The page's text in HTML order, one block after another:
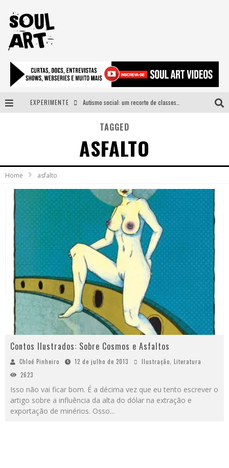
EXPERIMENTE
A subida da rampa é diferente!
Faça o bem! Mas, sem olhar a quem!?
Novo single de Arnaldo Tifu, “De Testa” explora brasilidade em sons, cores e símbolos
TAGGED
ASFALTO
Home asfalto
Contos Ilustrados: Sobre Cosmos e Asfaltos
Chloé Pinheiro 12 de julho de 2013 Ilustração, Literatura
2623
Isso não vai ficar bom. É a décima vez que eu tento escrever o
artigo sobre a influência da alta do dólar na extração e
exportação de minérios. Osso...